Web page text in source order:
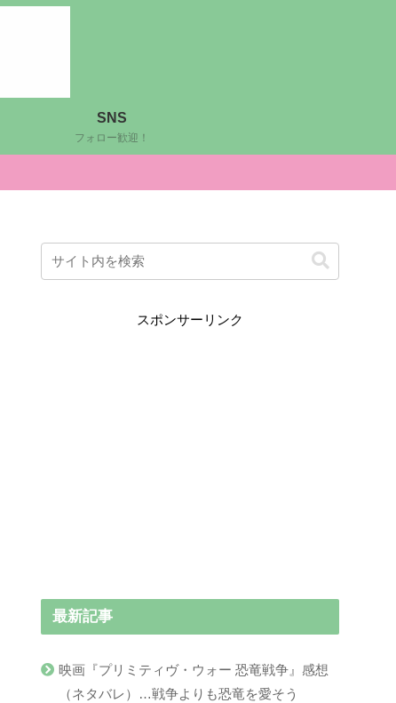
SNS
フォロー歓迎！
スポンサーリンク
最新記事
映画『プリミティヴ・ウォー 恐竜戦争』感想
（ネタバレ）…戦争よりも恐竜を愛そう